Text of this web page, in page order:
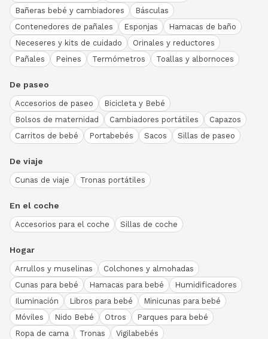
Bañeras bebé y cambiadores
Básculas
Contenedores de pañales
Esponjas
Hamacas de baño
Neceseres y kits de cuidado
Orinales y reductores
Pañales
Peines Termómetros Toallas y albornoces
De paseo
Accesorios de paseo
Bicicleta y Bebé
Bolsos de maternidad
Cambiadores portátiles
Capazos
Carritos de bebé
Portabebés Sacos Sillas de paseo
De viaje
Cunas de viaje Tronas portátiles
En el coche
Accesorios para el coche Sillas de coche
Hogar
Arrullos y muselinas
Colchones y almohadas
Cunas para bebé
Hamacas para bebé
Humidificadores
Iluminación
Libros para bebé
Minicunas para bebé
Móviles
Nido Bebé Otros
Parques para bebé
Ropa de cama
Tronas Vigilabebés